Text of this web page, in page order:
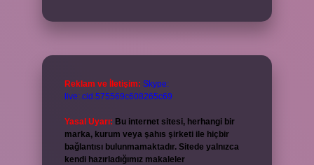
Reklam ve İletişim: Skype:
live:.cid.575569c608265c69
Yasal Uyarı: Bu internet sitesi, herhangi bir
marka, kurum veya şahıs şirketi ile hiçbir
bağlantısı bulunmamaktadır. Sitede yalnızca
kendi hazırladığımız makaleler